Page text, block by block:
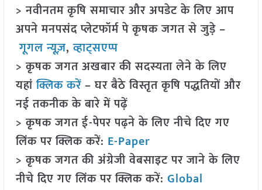
> नवीनतम कृषि समाचार और अपडेट के लिए आप
अपने मनपसंद प्लेटफॉर्म पे कृषक जगत से जुड़े –
गूगल न्यूज़,व्हाट्सएप्प
> कृषक जगत अखबार की सदस्यता लेने के लिए
यहांक्लिक करें– घर बैठे विस्तृत कृषि पद्धतियों और
नई तकनीक के बारे में पढ़ें
> कृषक जगत ई-पेपर पढ़ने के लिए नीचे दिए गए
लिंक पर क्लिक करें: E-Paper
> कृषक जगत की अंग्रेजी वेबसाइट पर जाने के लिए
नीचे दिए गए लिंक पर क्लिक करें: Global